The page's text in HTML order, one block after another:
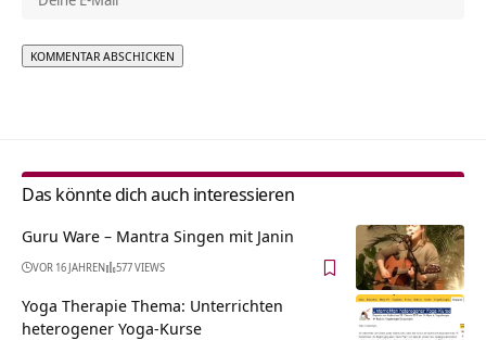
Das könnte dich auch interessieren
Guru Ware – Mantra Singen mit Janin
VOR 16 JAHREN 577 VIEWS
Yoga Therapie Thema: Unterrichten
heterogener Yoga-Kurse